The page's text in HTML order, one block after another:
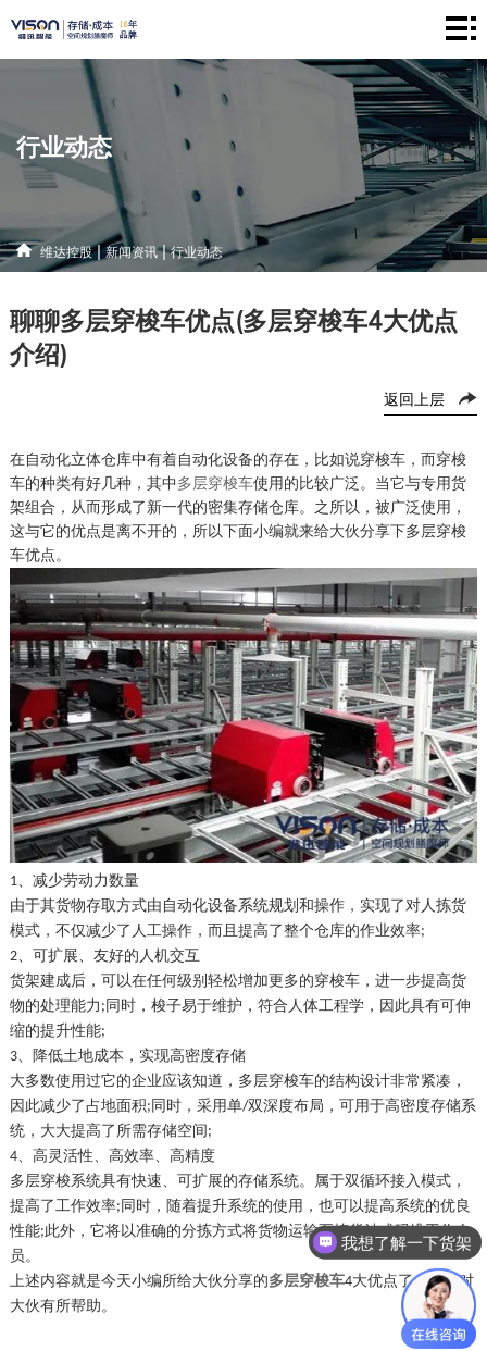
维
心
闻
资
讯
解
决
方
案
联
系
方
行业动态
维达控股|新闻资讯|行业动态
聊聊多层穿梭车优点(多层穿梭车4大优点
介绍)
返回上层
在自动化立体仓库中有着自动化设备的存在，比如说穿梭车，而穿梭
车的种类有好几种，其中 多层穿梭车使用的比较广泛。当它与专用货
架组合，从而形成了新一代的密集存储仓库。之所以，被广泛使用，
这与它的优点是离不开的，所以下面小编就来给大伙分享下多层穿梭
车优点。
1 、减少劳动力数量
由于其货物存取方式由自动化设备系统规划和操作，实现了对人拣货
模式，不仅减少了人工操作，而且提高了整个仓库的作业效率;
2、可扩展、友好的人机交互
货架建成后，可以在任何级别轻松增加更多的穿梭车，进一步提高货
物的处理能力 ;同时，梭子易于维护，符合人体工程学，因此具有可伸
缩的提升性能;
3、降低土地成本，实现高密度存储
大多数使用过它的企业应该知道，多层穿梭车的结构设计非常紧凑，
因此减少了占地面积;同时，采用单/双深度布局，可用于高密度存储系
统，大大提高了所需存储空间;
4、高灵活性、高效率、高精度
多层穿梭系统具有快速、可扩展的存储系统。属于双循环接入模式，
提高了工作效率;同时，随着提升系统的使用，也可以提高系统的优良
性能;此外，它将以准确的分拣方式将货物运输至拣货站或码垛工作人
员。
上述内容就是今天小编所给大伙分享的多层穿梭车4大优点了，希望对
大伙有所帮助。
我想了解一下货架